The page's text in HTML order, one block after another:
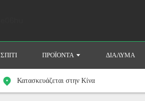
ΣΠΊΤΙ ΠΡΟΪΌΝΤΑ ΔΙΆΛΥΜΑ
Κατασκευάζεται στην Κίνα